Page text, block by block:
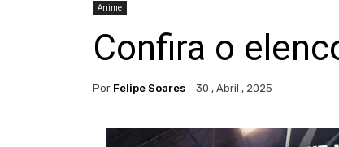
Anime
Confira o
Por Felipe Soares 30 , Abril , 2025